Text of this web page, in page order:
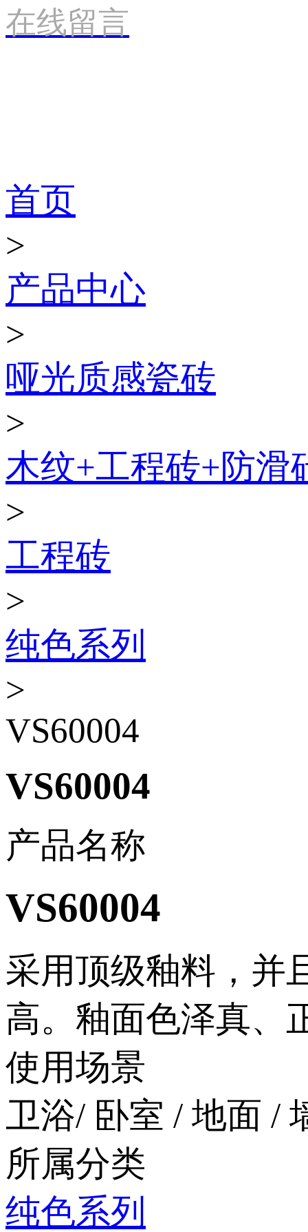
在线留言
首页
>
产品中心
>
哑光质感瓷砖
>
木纹+工程砖+防滑
>
工程砖
>
纯色系列
>
VS60004
VS60004
产品名称
VS60004
采用顶级釉料，
高。釉面色泽真、
使用场景
卫浴/ 卧室 / 地面 /
所属分类
纯色系列